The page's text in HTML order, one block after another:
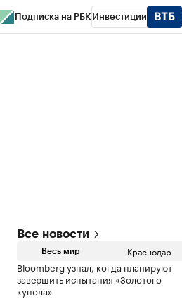
Подписка на РБК Инвестиции
Все новости
Весь мир Краснодар
Bloomberg узнал, когда планируют
завершить испытания «Золотого
купола»